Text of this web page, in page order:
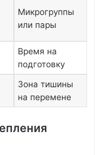
Микрогруппы
или пары
Время на
подготовку
Зона тишины
на перемене